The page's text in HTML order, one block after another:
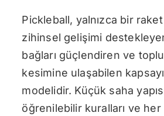
Pickleball, yalnızca bir
zihinsel gelişimi
bağları güçlendiren ve
kesimine ulaşabilen
modelidir. Küçük saha
öğrenilebilir kuralları ve